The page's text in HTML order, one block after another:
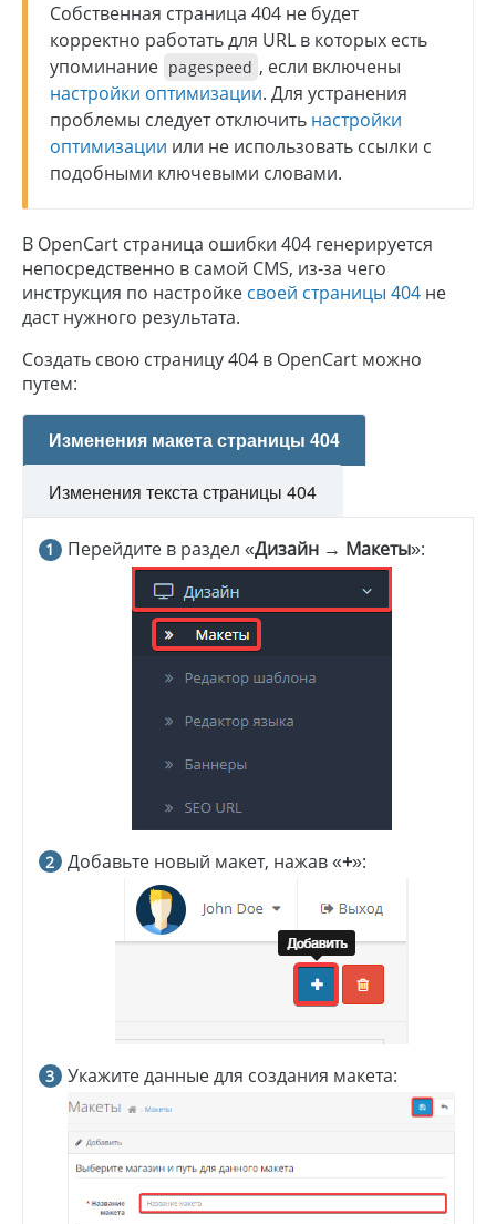
Собственная страница 404 не будет
корректно работать для URL в которых есть
упоминание pagespeed , если включены
настройки оптимизации. Для устранения
проблемы следует отключить настройки
оптимизации или не использовать ссылки с
подобными ключевыми словами.
В OpenCart страница ошибки 404 генерируется
непосредственно в самой CMS, из-за чего
инструкция по настройке своей страницы 404 не
даст нужного результата.
Создать свою страницу 404 в OpenCart можно
путем:
Изменения макета страницы 404
Изменения текста страницы 404
Перейдите в раздел «Дизайн → Макеты»:
Добавьте новый макет, нажав «+»:
Укажите данные для создания макета: